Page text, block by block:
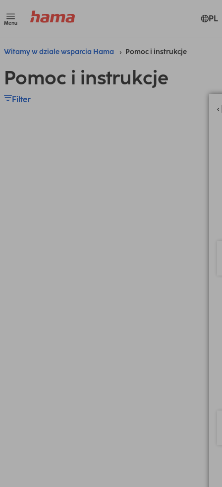
Menu PL
Witamy w dziale wsparcia Hama Pomoc i instrukcje
Pomoc i instrukcje
Filter